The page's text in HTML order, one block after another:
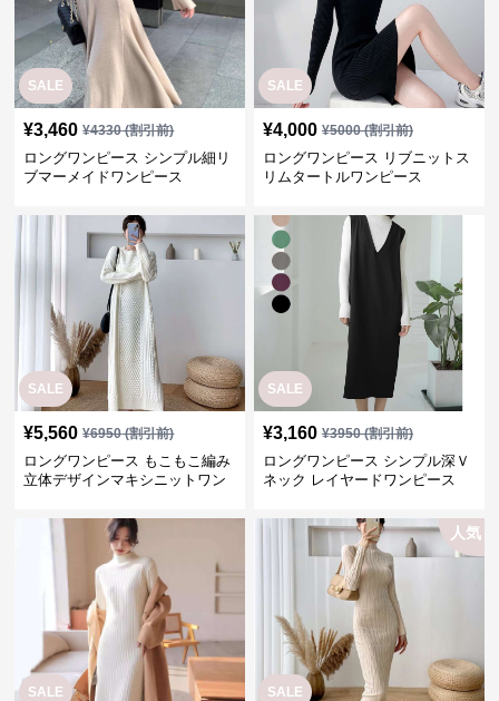
SALE
¥3,460 ¥4330(割引前)
ロングワンピース シンプル細リ
ブマーメイドワンピース
SALE
¥4,000 ¥5000(割引前)
ロングワンピース リブニットス
リムタートルワンピース
SALE
¥5,560 ¥6950(割引前)
ロングワンピース もこもこ編み
立体デザインマキシニットワン
SALE
¥3,160 ¥3950(割引前)
ロングワンピース シンプル深Ｖ
ネック レイヤードワンピース
SALE SALE
人気